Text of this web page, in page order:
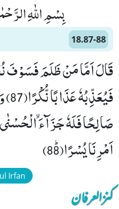
بِسْمِ اللّٰهِ
18.87-88
قَالَ اَمَّا مَنْ ظَلَمَ فَسَوْفَ
صَالِحًا فَلَهٗ جَزَآءَ
اَمْرِنَا یُسْرًاﭤ(88)
Irfan
کنزالعرفان